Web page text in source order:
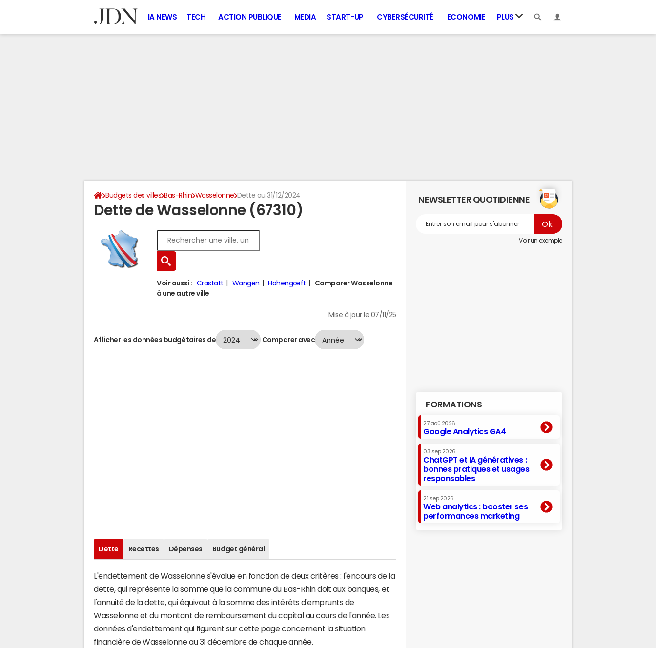
IA NEWS TECH ACTION PUBLIQUE MEDIA START-UP CYBERSÉCURITÉ ECONOMIE PLUS
Budgets des villes Bas-Rhin Wasselonne Dette au 31/12/2024
Dette de Wasselonne (67310)
Voir aussi : Crastatt Wangen Hohengœft
Comparer Wasselonne
à une autre ville
Mise à jour le 07/11/25
Afficher les données budgétaires de Comparer avec
Dette Recettes Dépenses Budget général
L'endettement de Wasselonne s'évalue en fonction de deux critères : l'encours de la
dette, qui représente la somme que la commune du Bas-Rhin doit aux banques, et
l'annuité de la dette, qui équivaut à la somme des intérêts d'emprunts de
Wasselonne et du montant de remboursement du capital au cours de l'année. Les
données d'endettement qui figurent sur cette page concernent la situation
financière de Wasselonne au 31 décembre de chaque année.
NEWSLETTER QUOTIDIENNE
Voir un exemple
FORMATIONS
27 aoû 2026
Google Analytics GA4
03 sep 2026
ChatGPT et IA génératives :
bonnes pratiques et usages
responsables
21 sep 2026
Web analytics : booster ses
performances marketing